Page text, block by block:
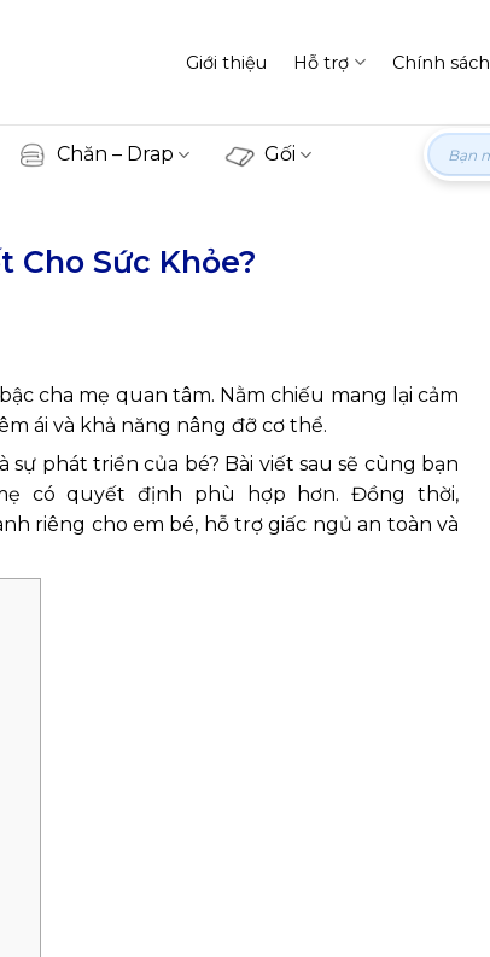
Giới thiệu Hỗ trợ Chính sách
Chăn – Drap Gối
Tìm
kiếm:
Cho Sức Khỏe?
cha mẹ quan tâm. Nằm chiếu mang lại cảm
ái và khả năng nâng đỡ cơ thể.
sự phát triển của bé? Bài viết sau sẽ cùng bạn
có quyết định phù hợp hơn. Đồng thời,
riêng cho em bé, hỗ trợ giấc ngủ an toàn và